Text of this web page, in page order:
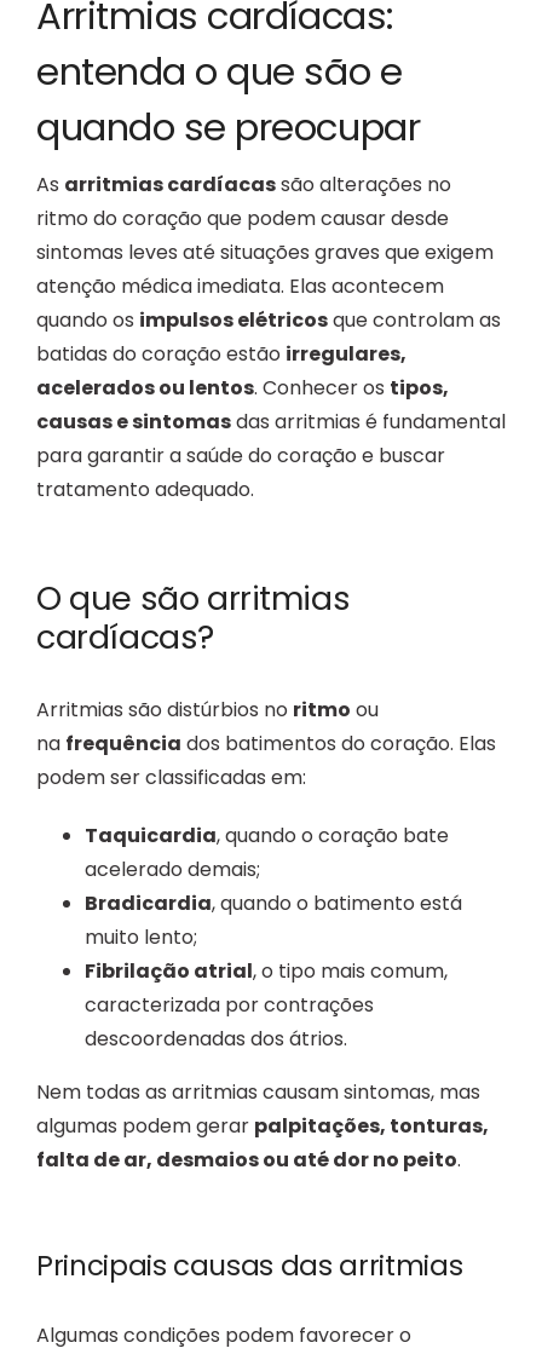
Arritmias cardíacas:
entenda o que são e
quando se preocupar
As arritmias cardíacassão alterações no
ritmo do coração que podem causar desde
sintomas leves até situações graves que exigem
atenção médica imediata. Elas acontecem
quando os impulsos elétricosque controlam as
batidas do coração estão irregulares,
acelerados ou lentos. Conhecer os tipos,
causas e sintomasdas arritmias é fundamental
para garantir a saúde do coração e buscar
tratamento adequado.
O que são arritmias
cardíacas?
Arritmias são distúrbios no ritmo ou
na frequência dos batimentos do coração. Elas
podem ser classificadas em:
Taquicardia, quando o coração bate
acelerado demais;
Bradicardia, quando o batimento está
muito lento;
Fibrilação atrial, o tipo mais comum,
caracterizada por contrações
descoordenadas dos átrios.
Nem todas as arritmias causam sintomas, mas
algumas podem gerar palpitações, tonturas,
falta de ar, desmaios ou até dor no peito.
Principais causas das arritmias
Algumas condições podem favorecer o